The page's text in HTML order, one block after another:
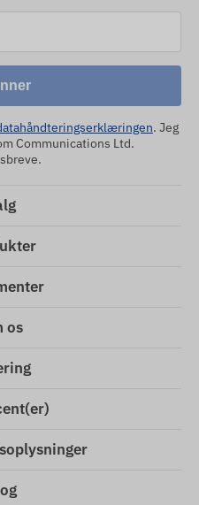
. Jeg
Communications Ltd.
os